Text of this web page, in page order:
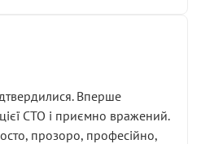
Вперше
СТО і приємно вражений.
прозоро, професійно,